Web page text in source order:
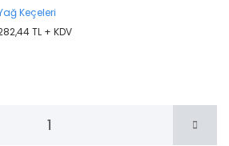
Keçeleri
TL + KDV